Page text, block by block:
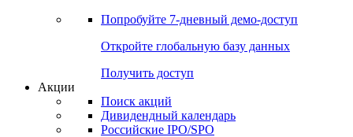
Попробуйте 7-дневный демо-доступ
Откройте глобальную базу данных
Получить доступ
Акции
Поиск акций
Дивидендный календарь
Российские IPO/SPO